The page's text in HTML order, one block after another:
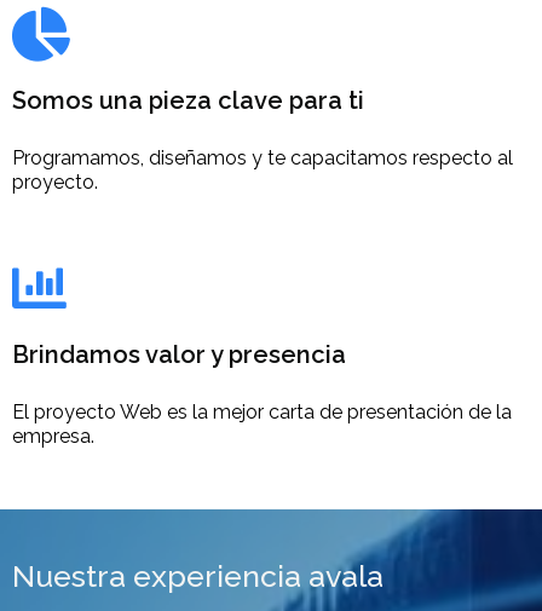
Somos una pieza clave para ti
Programamos, diseñamos y te capacitamos respecto al
proyecto.
Brindamos valor y presencia
El proyecto Web es la mejor carta de presentación de la
empresa.
Nuestra experiencia avala